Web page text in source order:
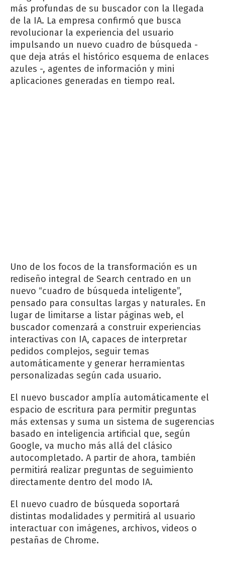
más profundas de su buscador con la llegada
de la IA. La empresa confirmó que busca
revolucionar la experiencia del usuario
impulsando un nuevo cuadro de búsqueda -
que deja atrás el histórico esquema de enlaces
azules -, agentes de información y mini
aplicaciones generadas en tiempo real.
Uno de los focos de la transformación es un
rediseño integral de Search centrado en un
nuevo “cuadro de búsqueda inteligente”,
pensado para consultas largas y naturales. En
lugar de limitarse a listar páginas web, el
buscador comenzará a construir experiencias
interactivas con IA, capaces de interpretar
pedidos complejos, seguir temas
automáticamente y generar herramientas
personalizadas según cada usuario.
El nuevo buscador amplía automáticamente el
espacio de escritura para permitir preguntas
más extensas y suma un sistema de sugerencias
basado en inteligencia artificial que, según
Google, va mucho más allá del clásico
autocompletado. A partir de ahora, también
permitirá realizar preguntas de seguimiento
directamente dentro del modo IA.
El nuevo cuadro de búsqueda soportará
distintas modalidades y permitirá al usuario
interactuar con imágenes, archivos, videos o
pestañas de Chrome.